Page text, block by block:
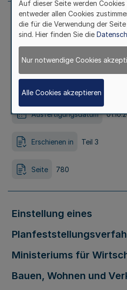
Öffentliche Auslegung
Beteiligungsberichtes
Landschaftsverbandes
Ausfertigungsdatum
Erschienen in Teil 3
Seite 780
Einstellung eines
Ministeriums für
Bauen, Wohnen und
Auf dieser Seite werden
entweder allen Cookies
die für die Verwendung der
sind. Hier finden Sie die
Nur notwendige Cookies
Alle Cookies akzeptieren